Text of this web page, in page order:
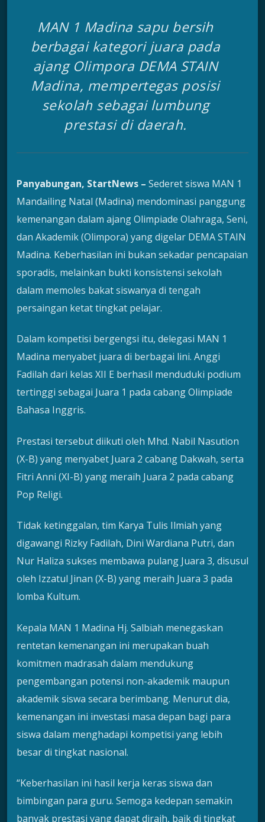
MAN 1 Madina sapu bersih
berbagai kategori juara pada
ajang Olimpora DEMA STAIN
Madina, mempertegas posisi
sekolah sebagai lumbung
prestasi di daerah.
Panyabungan, StartNews – Sederet siswa MAN 1
Mandailing Natal (Madina) mendominasi panggung
kemenangan dalam ajang Olimpiade Olahraga, Seni,
dan Akademik (Olimpora) yang digelar DEMA STAIN
Madina. Keberhasilan ini bukan sekadar pencapaian
sporadis, melainkan bukti konsistensi sekolah
dalam memoles bakat siswanya di tengah
persaingan ketat tingkat pelajar.
Dalam kompetisi bergengsi itu, delegasi MAN 1
Madina menyabet juara di berbagai lini. Anggi
Fadilah dari kelas XII E berhasil menduduki podium
tertinggi sebagai Juara 1 pada cabang Olimpiade
Bahasa Inggris.
Prestasi tersebut diikuti oleh Mhd. Nabil Nasution
(X-B) yang menyabet Juara 2 cabang Dakwah, serta
Fitri Anni (XI-B) yang meraih Juara 2 pada cabang
Pop Religi.
Tidak ketinggalan, tim Karya Tulis Ilmiah yang
digawangi Rizky Fadilah, Dini Wardiana Putri, dan
Nur Haliza sukses membawa pulang Juara 3, disusul
oleh Izzatul Jinan (X-B) yang meraih Juara 3 pada
lomba Kultum.
Kepala MAN 1 Madina Hj. Salbiah menegaskan
rentetan kemenangan ini merupakan buah
komitmen madrasah dalam mendukung
pengembangan potensi non-akademik maupun
akademik siswa secara berimbang. Menurut dia,
kemenangan ini investasi masa depan bagi para
siswa dalam menghadapi kompetisi yang lebih
besar di tingkat nasional.
“Keberhasilan ini hasil kerja keras siswa dan
bimbingan para guru. Semoga kedepan semakin
banyak prestasi yang dapat diraih, baik di tingkat